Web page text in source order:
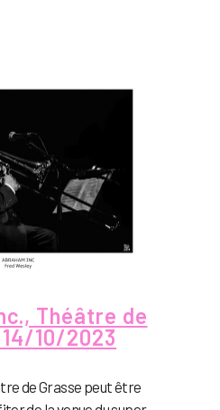
Théâtre de
10/2023
de Grasse peut être